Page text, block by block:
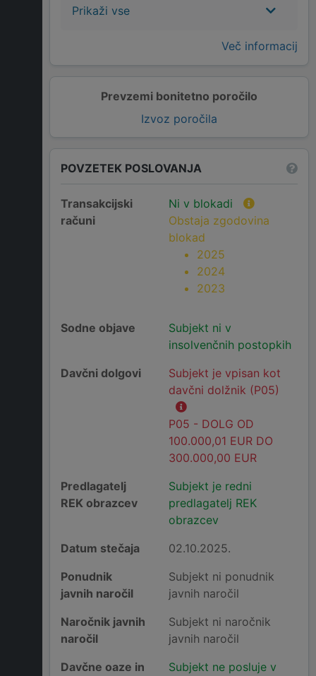
Prevzemi bonitetno poročilo
Izvoz poročila
Prikaži vse
Več informacij
POVZETEK POSLOVANJA
Transakcijski
računi
Ni v blokadi
Obstaja zgodovina
blokad
2025
2024
2023
Sodne objave
Subjekt ni v
insolvenčnih postopkih
Davčni dolgovi
Subjekt je vpisan kot
davčni dolžnik (P05)
P05 - DOLG OD
100.000,01 EUR DO
300.000,00 EUR
Predlagatelj
REK obrazcev
Subjekt je redni
predlagatelj REK
obrazcev
Datum stečaja
02.10.2025.
Ponudnik
javnih naročil
Subjekt ni ponudnik
javnih naročil
Naročnik javnih
naročil
Subjekt ni naročnik
javnih naročil
Davčne oaze in
Subjekt ne posluje v